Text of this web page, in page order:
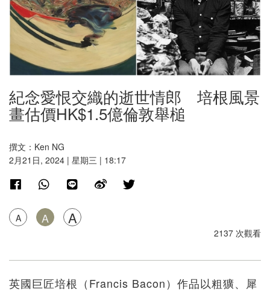
紀念愛恨交織的逝世情郎 培根風景
畫估價HK$1.5億倫敦舉槌
撰文：Ken NG
2月21日, 2024 | 星期三 | 18:17
A A A
2137 次觀看
英國巨匠培根（Francis Bacon）作品以粗獷、犀